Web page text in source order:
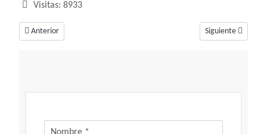
Visitas: 8933
Artículo anterior: Soñar con el número 1, un número poderoso que
Anterior Artículo siguiente:
Siguiente